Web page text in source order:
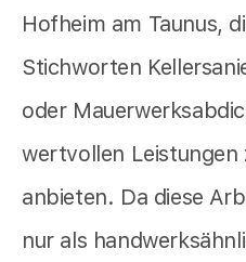
Hofheim am Taunus,
Stichworten
oder
wertvollen Leistungen
anbieten. Da diese
nur als